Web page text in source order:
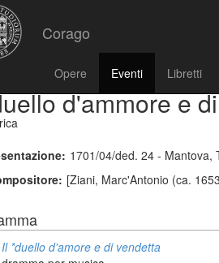
Corago
Opere Eventi Libretti
d'ammore e
1701/04/ded. 24 - Mantova,
[Ziani, Marc'Antonio (ca.
Il *duello d'amore e di vendetta